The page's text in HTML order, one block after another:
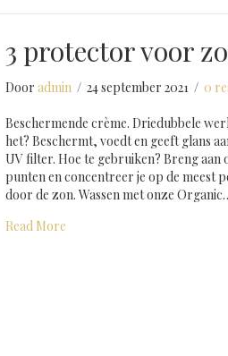
3 protector voor
Dooradmin / 24 september 2021 / 0
Beschermende crème. Driedubbele
het? Beschermt, voedt en geeft glans
UV filter. Hoe te gebruiken? Breng aan
punten en concentreer je op de meest
door de zon. Wassen met onze
Read More